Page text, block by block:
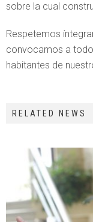
sobre la cual
Respetemos
convocamos a
habitantes de
RELATED NEWS